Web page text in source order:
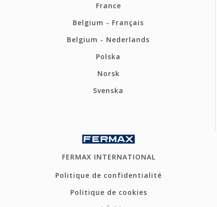
France
Belgium - Français
Belgium - Nederlands
Polska
Norsk
Svenska
FERMAX INTERNATIONAL
Politique de confidentialité
Politique de cookies